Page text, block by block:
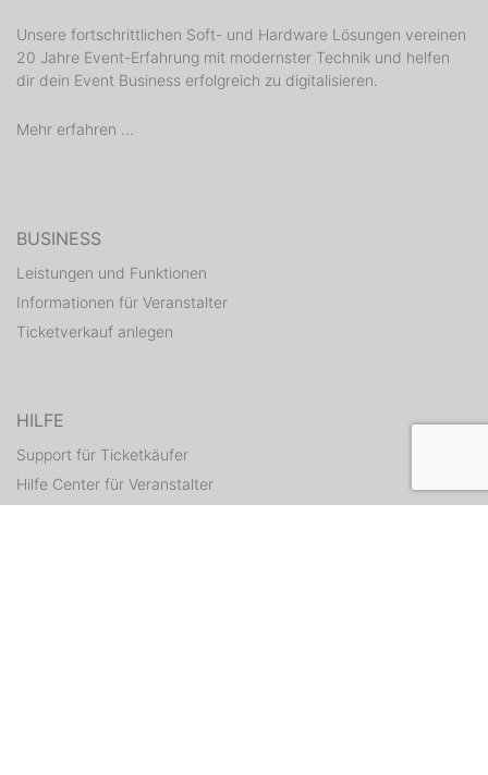
Unsere fortschrittlichen Soft- und Hardware Lösungen vereinen
20 Jahre Event-Erfahrung mit modernster Technik und helfen
dir dein Event Business erfolgreich zu digitalisieren.
Mehr erfahren ...
BUSINESS
Leistungen und Funktionen
Informationen für Veranstalter
Ticketverkauf anlegen
HILFE
Support für Ticketkäufer
Hilfe Center für Veranstalter